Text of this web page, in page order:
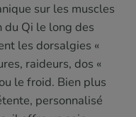
sur les muscles
Qi le long des
les dorsalgies «
raideurs, dos «
le froid. Bien plus
personnalisé